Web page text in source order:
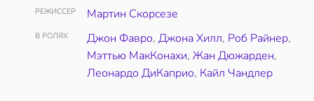
РЕЖИССЕР Мартин Скорсезе
В РОЛЯХ Джон Фавро, Джона Хилл, Роб Райнер,
Мэттью МакКонахи, Жан Дюжарден,
Леонардо ДиКаприо, Кайл Чандлер